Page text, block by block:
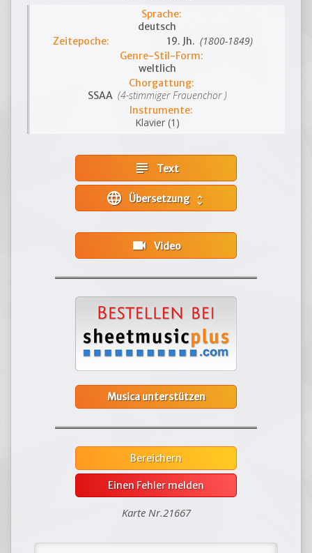
Sprache:
deutsch
Zeitepoche:
19. Jh. (1800-1849)
Genre-Stil-Form:
weltlich
Chorgattung:
SSAA (4-stimmiger Frauenchor )
Instrumente:
Klavier (1)
subject Text
language unfold_more
videocam Video
Musica unterstützen
Bereichern
Einen Fehler melden
Karte Nr.21667